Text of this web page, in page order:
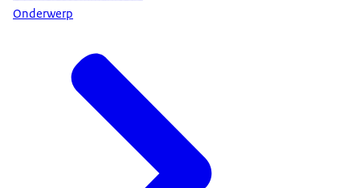
Onderwerp